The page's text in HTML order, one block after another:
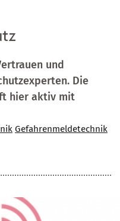
und
Die
hier aktiv mit
Gefahrenmeldetechnik